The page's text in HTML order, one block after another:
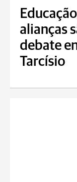
alianças
debate
Tarcísio